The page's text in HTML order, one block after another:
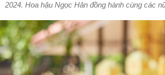
2024. Hoa hậu Ngọc Hân đồng hành cùng các